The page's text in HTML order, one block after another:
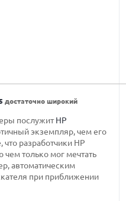
достаточно широкий
послужитHP
экземпляр, чем его
разработчики HP
чем только мог мечтать
автоматическим
при приближении